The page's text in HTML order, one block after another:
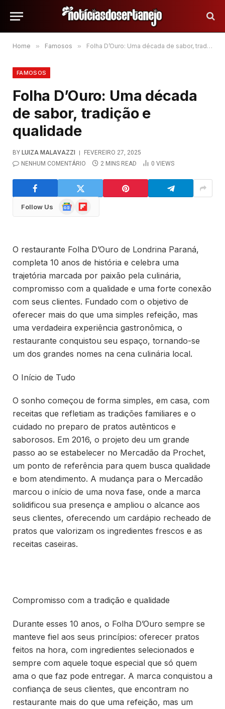
Home » Famosos » Folha D’Ouro: Uma década de sabor, tradição e qualidade
FAMOSOS
Folha D’Ouro: Uma década
de sabor, tradição e
qualidade
BY LUIZA MALAVAZZI
FEVEREIRO 27, 2025
NENHUM COMENTÁRIO
2 MINS READ 0 VIEWS
Follow Us
GoogleFlipboard
O restaurante Folha D’Ouro de Londrina Paraná,
completa 10 anos de história e celebra uma
trajetória marcada por paixão pela culinária,
compromisso com a qualidade e uma forte conexão
com seus clientes. Fundado com o objetivo de
oferecer mais do que uma simples refeição, mas
uma verdadeira experiência gastronômica, o
restaurante conquistou seu espaço, tornando-se
um dos grandes nomes na cena culinária local.
O Início de Tudo
O sonho começou de forma simples, em casa, com
receitas que refletiam as tradições familiares e o
cuidado no preparo de pratos autênticos e
saborosos. Em 2016, o projeto deu um grande
passo ao se estabelecer no Mercadão da Prochet,
um ponto de referência para quem busca qualidade
e bom atendimento. A mudança para o Mercadão
marcou o início de uma nova fase, onde a marca
solidificou sua presença e ampliou o alcance aos
seus clientes, oferecendo um cardápio recheado de
pratos que valorizam os ingredientes frescos e as
receitas caseiras.
Compromisso com a tradição e qualidade
Durante esses 10 anos, o Folha D’Ouro sempre se
manteve fiel aos seus princípios: oferecer pratos
feitos na hora, com ingredientes selecionados e
sempre com aquele toque especial que só quem
ama o que faz pode entregar. A marca conquistou a
confiança de seus clientes, que encontram no
restaurante mais do que uma refeição, mas um